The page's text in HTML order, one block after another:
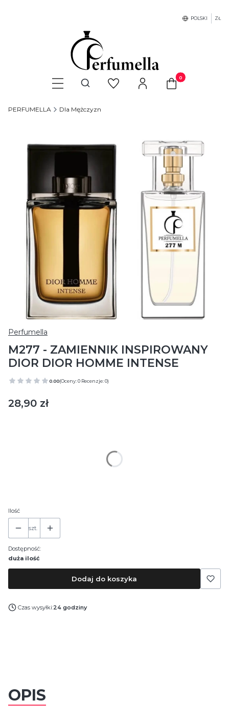
POLSKI ZŁ
Otwórz wyszukiwarkę Produkty w
PERFUMELLA Dla Mężczyzn
Perfumella
M277 - ZAMIENNIK INSPIROWANY
DIOR DIOR HOMME INTENSE
0.00(Oceny: 0 Recenzje: 0)
Cena
28,90 zł
Ilość
szt.
Dostępność:
duża ilość
Dodaj do koszyka
Czas wysyłki:24 godziny
OPIS